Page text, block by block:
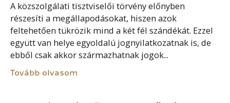
A közszolgálati tisztviselői törvény előnyben
részesíti a megállapodásokat, hiszen azok
feltehetően tükrözik mind a két fél szándékát. Ezzel
együtt van helye egyoldalú jognyilatkozatnak is, de
ebből csak akkor származhatnak jogok...
Tovább olvasom